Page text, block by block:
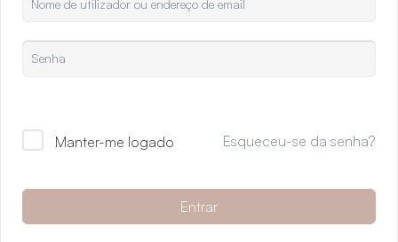
Manter-me logado Esqueceu-se da senha?
Entrar